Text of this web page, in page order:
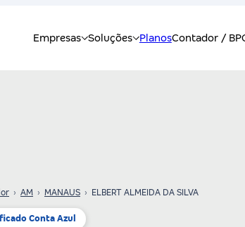
› AM › MANAUS › ELBERT ALMEIDA DA SILVA
Conta Azul